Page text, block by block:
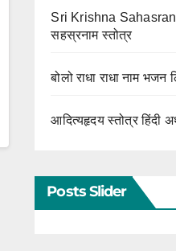
Sri Krishna
सहस्रनाम स्तोत्र
बोलो राधा राधा नाम भजन
आदित्यहृदय स्तोत्र हिंदी
Posts Slider